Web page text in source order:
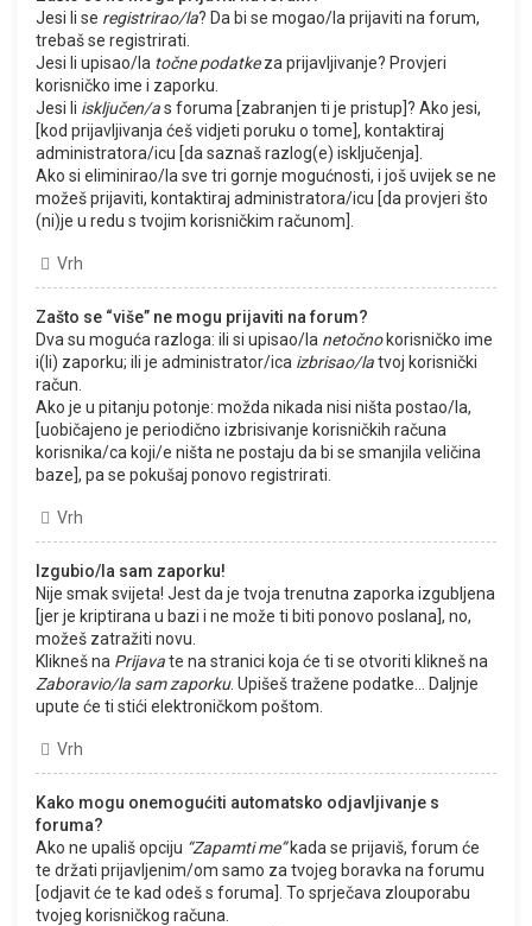
Jesi li se registrirao/la? Da bi se mogao/la prijaviti na forum,
trebaš se registrirati.
Jesi li upisao/la točne podatkeza prijavljivanje? Provjeri
korisničko ime i zaporku.
Jesi li isključen/as foruma [zabranjen ti je pristup]? Ako jesi,
[kod prijavljivanja ćeš vidjeti poruku o tome], kontaktiraj
administratora/icu [da saznaš razlog(e) isključenja].
Ako si eliminirao/la sve tri gornje mogućnosti, i još uvijek se ne
možeš prijaviti, kontaktiraj administratora/icu [da provjeri što
(ni)je u redu s tvojim korisničkim računom].
Vrh
Zašto se “više” ne mogu prijaviti na forum?
Dva su moguća razloga: ili si upisao/la netočnokorisničko ime
i(li) zaporku; ili je administrator/ica izbrisao/latvoj korisnički
račun.
Ako je u pitanju potonje: možda nikada nisi ništa postao/la,
[uobičajeno je periodično izbrisivanje korisničkih računa
korisnika/ca koji/e ništa ne postaju da bi se smanjila veličina
baze], pa se pokušaj ponovo registrirati.
Vrh
Izgubio/la sam zaporku!
Nije smak svijeta! Jest da je tvoja trenutna zaporka izgubljena
[jer je kriptirana u bazi i ne može ti biti ponovo poslana], no,
možeš zatražiti novu.
Klikneš na Prijavate na stranici koja će ti se otvoriti klikneš na
Zaboravio/la sam zaporku. Upišeš tražene podatke... Daljnje
upute će ti stići elektroničkom poštom.
Vrh
Kako mogu onemogućiti automatsko odjavljivanje s
foruma?
Ako ne upališ opciju “Zapamti me”kada se prijaviš, forum će
te držati prijavljenim/om samo za tvojeg boravka na forumu
[odjavit će te kad odeš s foruma]. To sprječava zlouporabu
tvojeg korisničkog računa.